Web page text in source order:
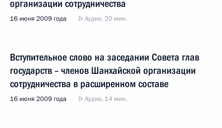
организации сотрудничества
16 июня 2009 года Аудио, 20 мин.
Вступительное слово на заседании Совета глав
государств – членов Шанхайской организации
сотрудничества в расширенном составе
16 июня 2009 года Аудио, 14 мин.